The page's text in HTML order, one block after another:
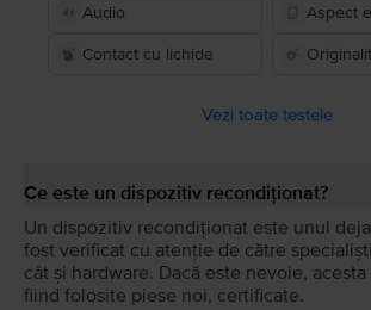
Audio Aspect
Contact cu lichide
Vezi toate testele
Ce este un dispozitiv recondiționat?
Un dispozitiv recondiționat este unul
fost verificat cu atenție de către
cât și hardware. Dacă este nevoie,
fiind folosite piese noi, certificate.